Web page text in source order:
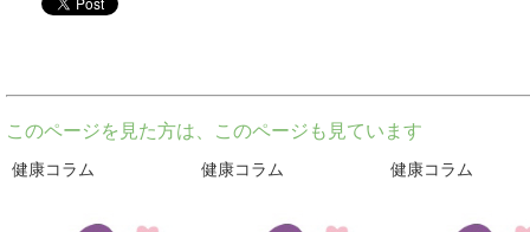
このページを見た方は、このページも見ています
健康コラム 健康コラム 健康コラム